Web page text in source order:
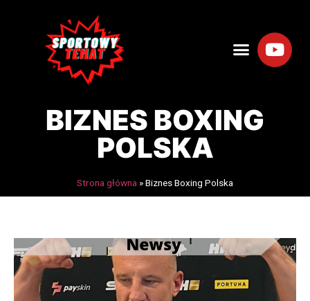
BIZNES BOXING
POLSKA
Strona główna »Biznes Boxing Polska